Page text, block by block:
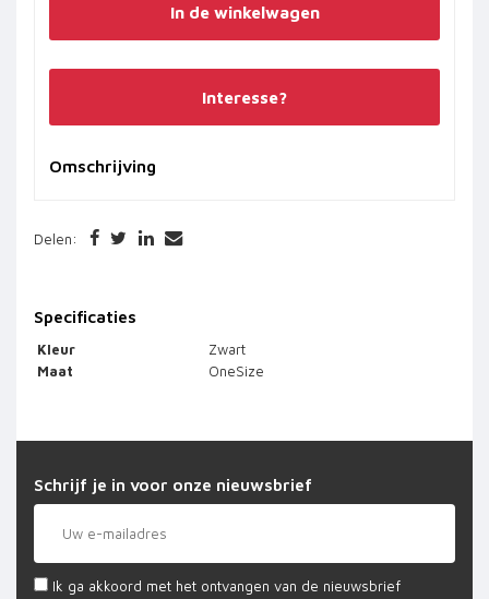
In de winkelwagen
Interesse?
Omschrijving
Delen:
Specificaties
Kleur
Zwart
Maat
OneSize
Schrijf je in voor onze nieuwsbrief
Ik ga akkoord met het ontvangen van de nieuwsbrief